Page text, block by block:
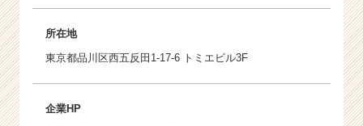
所在地
東京都品川区西五反田1-17-6 トミエビル3F
企業HP